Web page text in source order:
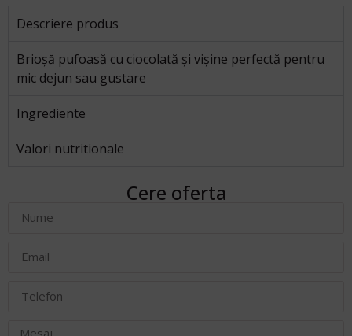
Descriere produs
Brioșă pufoasă cu ciocolată și vișine perfectă pentru
mic dejun sau gustare
Ingrediente
Valori nutritionale
Cere oferta